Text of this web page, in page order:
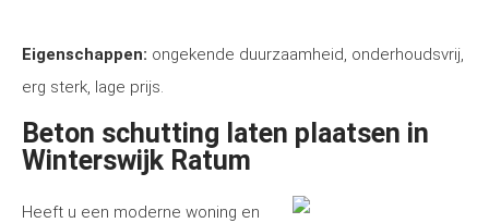
Eigenschappen: ongekende duurzaamheid, onderhoudsvrij,
erg sterk, lage prijs.
Beton schutting laten plaatsen in
Winterswijk Ratum
Heeft u een moderne woning en